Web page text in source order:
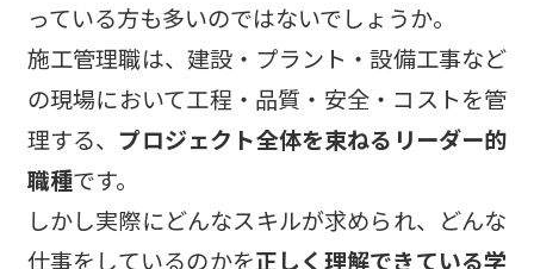
っている方も多いのではないでしょうか。
施工管理職は、建設・プラント・設備工事など
の現場において工程・品質・安全・コストを管
理する、 プロジェクト全体を束ねるリーダー的
職種です。
しかし実際にどんなスキルが求められ、どんな
仕事をしているのかを正しく理解できている学